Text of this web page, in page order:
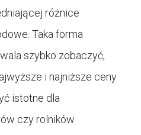
różnice
Taka forma
szybko zobaczyć,
i najniższe ceny
istotne dla
czy rolników